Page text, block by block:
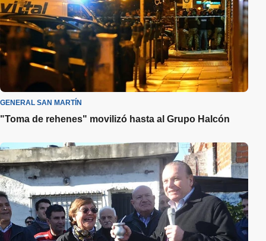
GENERAL SAN MARTÍN
"Toma de rehenes" movilizó hasta al Grupo Halcón